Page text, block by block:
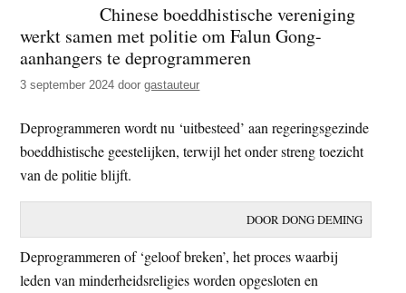
e
s
i
t
e
d
e
z
Chinese boeddhistische vereniging
werkt samen met politie om Falun Gong-
aanhangers te deprogrammeren
3 september 2024 doorgastauteur
Deprogrammeren wordt nu ‘uitbesteed’ aan regeringsgezinde
boeddhistische geestelijken, terwijl het onder streng toezicht
van de politie blijft.
DOOR DONG DEMING
Deprogrammeren of ‘geloof breken’, het proces waarbij
leden van minderheidsreligies worden opgesloten en